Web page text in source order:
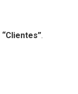
“Clientes”.